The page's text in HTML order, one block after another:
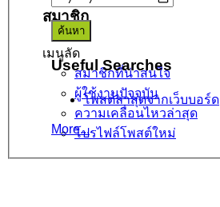
สมาชิก
เมนูลัด
สมาชิกที่น่าสนใจ
ผู้ใช้งานปัจจุบัน
ความเคลื่อนไหวล่าสุด
โปรไฟล์โพสต์ใหม่
Useful Searches
โพสต์ล่าสุดจากเว็บบอร์ด
More...